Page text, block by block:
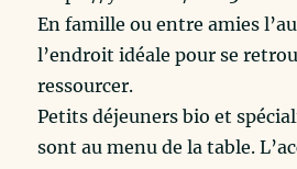
En famille ou entre amies
l’endroit idéale pour se
ressourcer.
Petits déjeuners bio et
sont au menu de la table.